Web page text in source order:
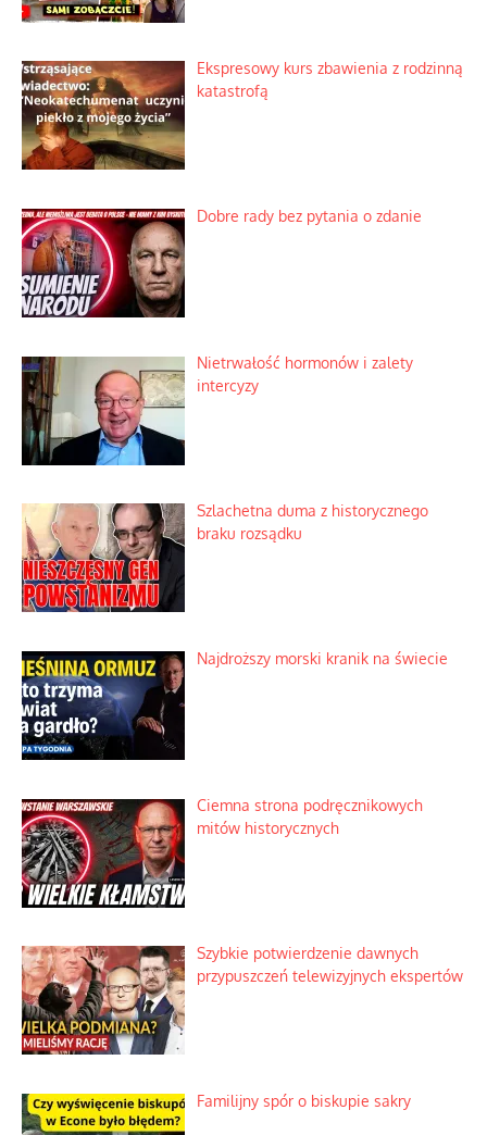
Ekspresowy kurs zbawienia z rodzinną
katastrofą
Dobre rady bez pytania o zdanie
Nietrwałość hormonów i zalety
intercyzy
Szlachetna duma z historycznego
braku rozsądku
Najdroższy morski kranik na świecie
Ciemna strona podręcznikowych
mitów historycznych
Szybkie potwierdzenie dawnych
przypuszczeń telewizyjnych ekspertów
Familijny spór o biskupie sakry